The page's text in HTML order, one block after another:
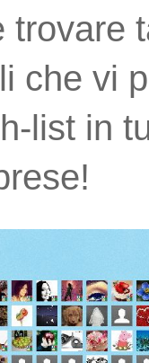
trovare
che vi
list in